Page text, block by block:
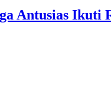
Antusias Ikuti